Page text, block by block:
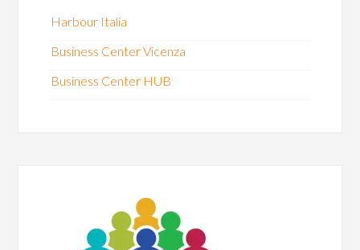
Harbour Italia
Business Center Vicenza
Business Center HUB